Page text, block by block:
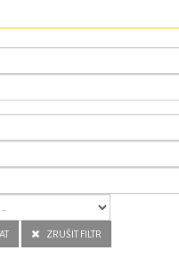
ZRUŠIT FILTR